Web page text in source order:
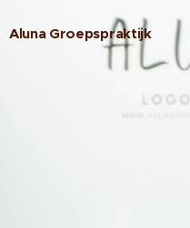
Aluna Groepspraktijk